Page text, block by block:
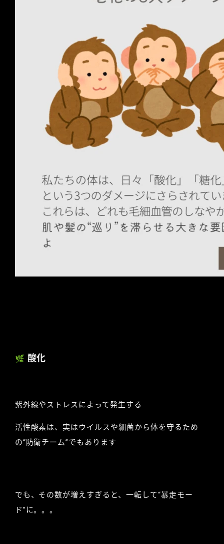
🌿 酸化
紫外線やストレスによって発生する
活性酸素は、実はウイルスや細菌から体を守るため
の“防衛チーム”でもあります
でも、その数が増えすぎると、一転して“暴走モー
ド”に。。。